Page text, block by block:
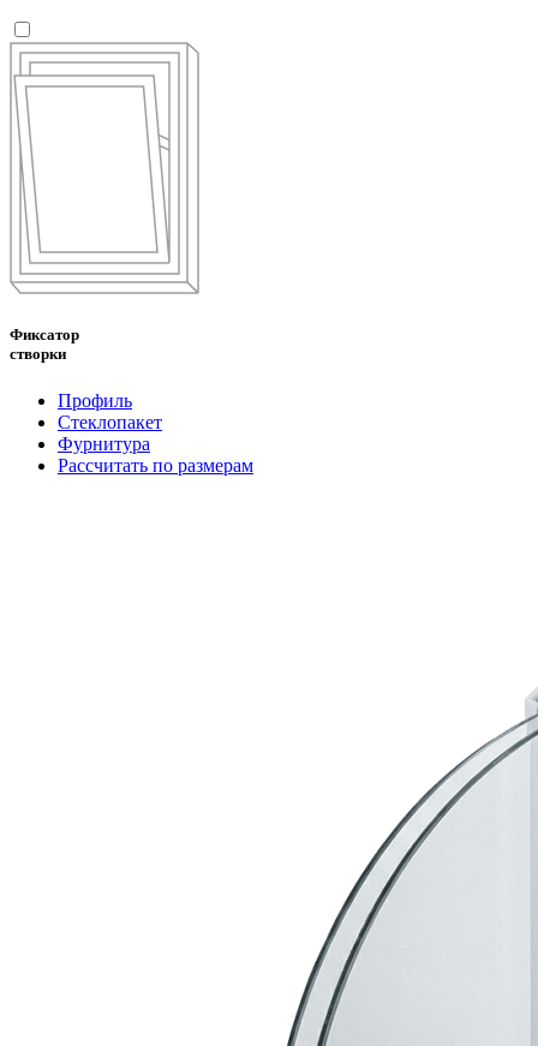
Фиксатор
створки
Профиль
Стеклопакет
Фурнитура
Рассчитать по размерам